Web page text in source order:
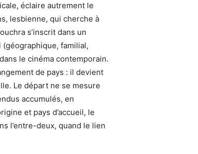
éclaire autrement le
lesbienne, qui cherche à
s’inscrit dans un
(géographique, familial,
le cinéma contemporain.
de pays : il devient
Le départ ne se mesure
accumulés, en
et pays d’accueil, le
l’entre-deux, quand le lien